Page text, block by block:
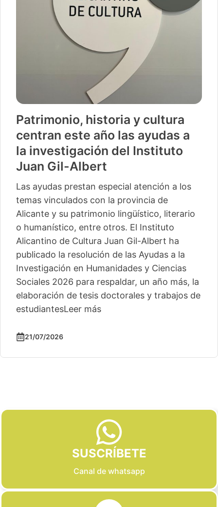
Patrimonio, historia y cultura
centran este año las ayudas a
la investigación del Instituto
Juan Gil-Albert
Las ayudas prestan especial atención a los
temas vinculados con la provincia de
Alicante y su patrimonio lingüístico, literario
o humanístico, entre otros. El Instituto
Alicantino de Cultura Juan Gil-Albert ha
publicado la resolución de las Ayudas a la
Investigación en Humanidades y Ciencias
Sociales 2026 para respaldar, un año más, la
elaboración de tesis doctorales y trabajos de
estudiantesLeer más
21/07/2026
SUSCRÍBETE
Canal de whatsapp